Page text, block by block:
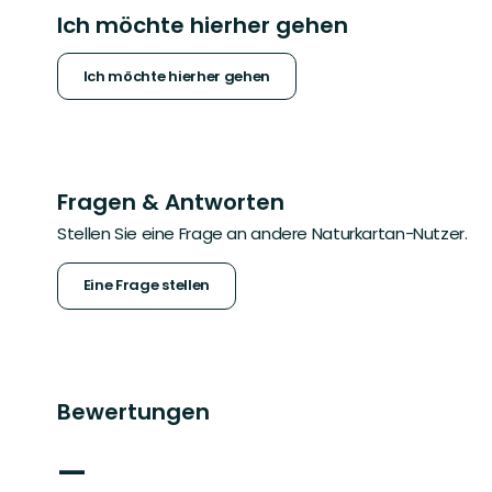
Ich möchte hierher gehen
Ich möchte hierher gehen
Fragen & Antworten
Stellen Sie eine Frage an andere Naturkartan-Nutzer.
Eine Frage stellen
Bewertungen
—